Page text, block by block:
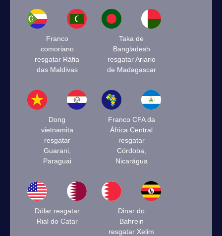
Franco
comoriano
resgatar Ráfia
das Maldivas
Taka de
Bangladesh
resgatar Ariario
de Madagascar
Dong
vietnamita
resgatar
Guarani,
Paraguai
Franco CFA da
África Central
resgatar
Córdoba,
Nicarágua
Dólar resgatar
Rial do Catar
Dinar do
Bahrein
resgatar Xelim